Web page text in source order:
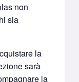
non
sia
la
sarà
la